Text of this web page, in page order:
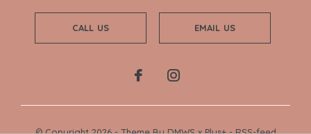
CALL US EMAIL US